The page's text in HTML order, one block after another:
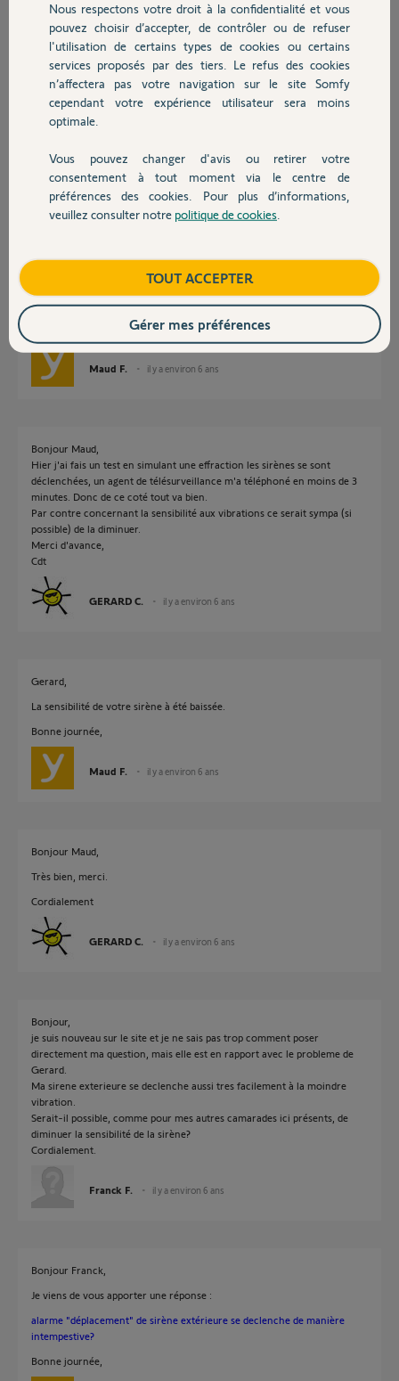
Chauffage
Autres produits
Devis avec un pro
Contact
Cordialement
GERARD C.
il y a environ 6 ans
Participer au fil de discussion
Réponses
Je viens de faire la demande auprès du service concerné.
Pouvez-vous refaire un test de déclenchement en laissant sonner votre
sirène? Ainsi revenir vers moi en m'indiquant la date et l'heure?
Maud F. il y a environ 6 ans
Bonjour Maud,
Hier j'ai fais un test en simulant une effraction les sirènes se sont
déclenchées, un agent de télésurveillance m'a téléphoné en moins de 3
minutes. Donc de ce coté tout va bien.
Par contre concernant la sensibilité aux vibrations ce serait sympa (si
possible) de la diminuer.
Merci d'avance,
Cdt
GERARD C. il y a environ 6 ans
Gerard,
La sensibilité de votre sirène à été baissée.
Bonne journée,
Maud F. il y a environ 6 ans
Bonjour Maud,
Très bien, merci.
Cordialement
GERARD C. il y a environ 6 ans
Bonjour,
je suis nouveau sur le site et je ne sais pas trop comment poser
directement ma question, mais elle est en rapport avec le probleme de
Gerard.
Ma sirene exterieure se declenche aussi tres facilement à la moindre
vibration.
Serait-il possible, comme pour mes autres camarades ici présents, de
diminuer la sensibilité de la sirène?
Cordialement.
Franck F. il y a environ 6 ans
Bonjour Franck,
Je viens de vous apporter une réponse :
alarme "déplacement" de sirène extérieure se declenche de manière
intempestive?
Bonne journée,
Nous respectons votre droit à la confidentialité et vous
pouvez choisir d’accepter, de contrôler ou de refuser
l'utilisation de certains types de cookies ou certains
services proposés par des tiers. Le refus des cookies
n’affectera pas votre navigation sur le site Somfy
cependant votre expérience utilisateur sera moins
optimale.
Vous pouvez changer d'avis ou retirer votre
consentement à tout moment via le centre de
préférences des cookies. Pour plus d’informations,
veuillez consulter notre politique de cookies
TOUT ACCEPTER
Gérer mes préférences